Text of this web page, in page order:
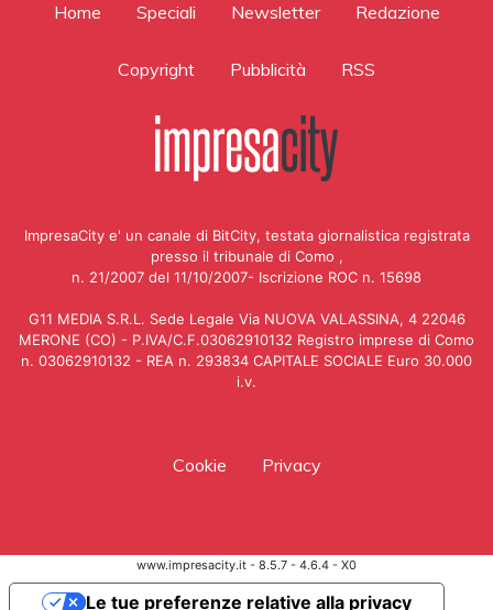
Home Speciali Newsletter Redazione
Copyright Pubblicità RSS
ImpresaCity e' un canale di BitCity, testata giornalistica registrata
presso il tribunale di Como ,
n. 21/2007 del 11/10/2007- Iscrizione ROC n. 15698
G11 MEDIA S.R.L. Sede Legale Via NUOVA VALASSINA, 4 22046
MERONE (CO) - P.IVA/C.F.03062910132 Registro imprese di Como
n. 03062910132 - REA n. 293834 CAPITALE SOCIALE Euro 30.000
i.v.
Cookie Privacy
www.impresacity.it - 8.5.7 - 4.6.4 - X0
Le tue preferenze relative alla privacy